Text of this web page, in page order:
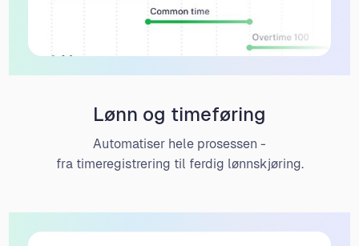
Lønn og timeføring
Automatiser hele prosessen -
fra timeregistrering til ferdig lønnskjøring.